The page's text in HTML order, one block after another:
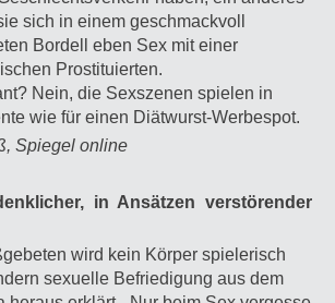
sich in einem geschmackvoll
Bordell eben Sex mit einer
Prostituierten.
Nein, die Sexszenen spielen in
wie für einen Diätwurst-Werbespot.
Spiegel online
in Ansätzen verstörender
wird kein Körper spielerisch
sexuelle Befriedigung aus dem